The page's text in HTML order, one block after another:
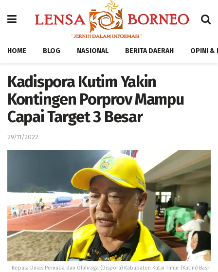
HOME BLOG NASIONAL BERITA DAERAH OPINI &
Kadispora Kutim Yakin
Kontingen Porprov Mampu
Capai Target 3 Besar
29/11/2022
Kepala Dinas Pemuda dan Olahraga (Dispora) Kabupaten Kutai Timur (Kutim) Basri